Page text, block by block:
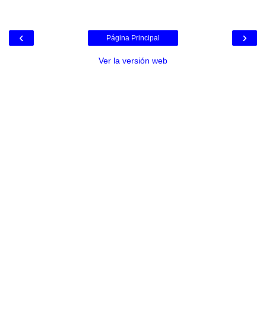
‹ ›
Página Principal
Ver la versión web